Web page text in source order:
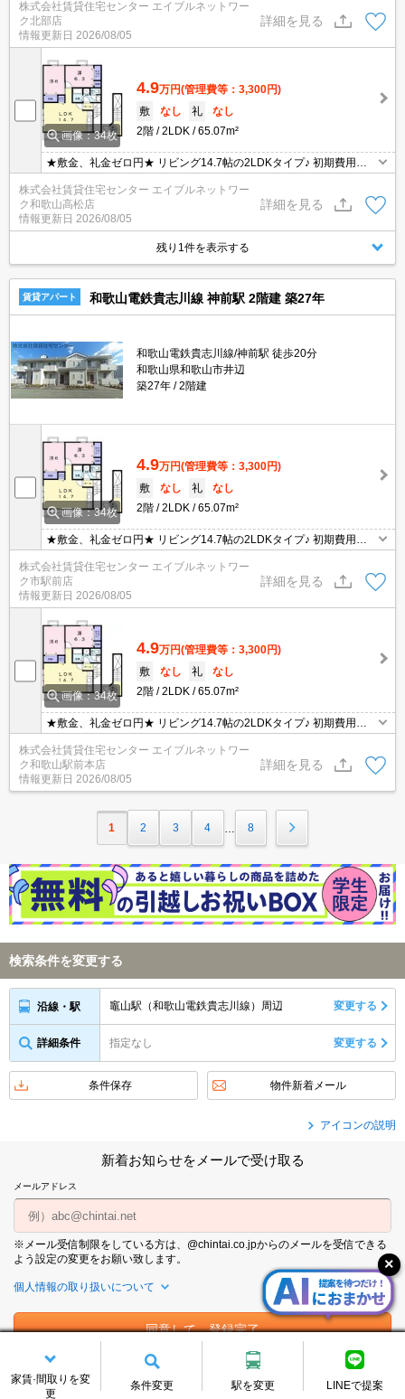
株式会社賃貸住宅センター エイブルネットワー
ク北部店
情報更新日 2026/08/05
詳細を見る
画像：34枚
4.9万円(管理費等：3,300円)
敷
なし 礼
なし
2階
2LDK 65.07m²
★敷金、礼金ゼロ円★ リビング14.7帖の2LDKタイプ♪ 初期費用の
交渉は、賃貸住宅センターまで！
株式会社賃貸住宅センター エイブルネットワー
ク和歌山高松店
情報更新日 2026/08/05
詳細を見る
残り1件を表示する
賃貸アパート 和歌山電鉄貴志川線 神前駅 2階建 築27年
和歌山電鉄貴志川線/神前駅 徒歩20分
和歌山県和歌山市井辺
築27年
2階建
画像：34枚
4.9万円(管理費等：3,300円)
敷
なし 礼
なし
2階
2LDK 65.07m²
★敷金、礼金ゼロ円★ リビング14.7帖の2LDKタイプ♪ 初期費用の
交渉は、賃貸住宅センターまで！
株式会社賃貸住宅センター エイブルネットワー
ク市駅前店
情報更新日 2026/08/05
詳細を見る
画像：34枚
4.9万円(管理費等：3,300円)
敷
なし 礼
なし
2階
2LDK 65.07m²
★敷金、礼金ゼロ円★ リビング14.7帖の2LDKタイプ♪ 初期費用の
交渉は、賃貸住宅センターまで！
株式会社賃貸住宅センター エイブルネットワー
ク和歌山駅前本店
情報更新日 2026/08/05
詳細を見る
1 2 3 4 8
家賃·間取りを変
更
条件変更 駅を変更 LINEで提案
検索条件を変更する
沿線・駅 竈山駅（和歌山電鉄貴志川線）周辺 変更する
詳細条件 指定なし 変更する
条件保存 物件新着メール
アイコンの説明
新着お知らせをメールで受け取る
メールアドレス
※メール受信制限をしている方は、@chintai.co.jpからのメールを受信できる
よう設定の変更をお願い致します。
個人情報の取り扱いについて
竈山駅周辺の賃貸物件をテーマ・特集・間取りから探す